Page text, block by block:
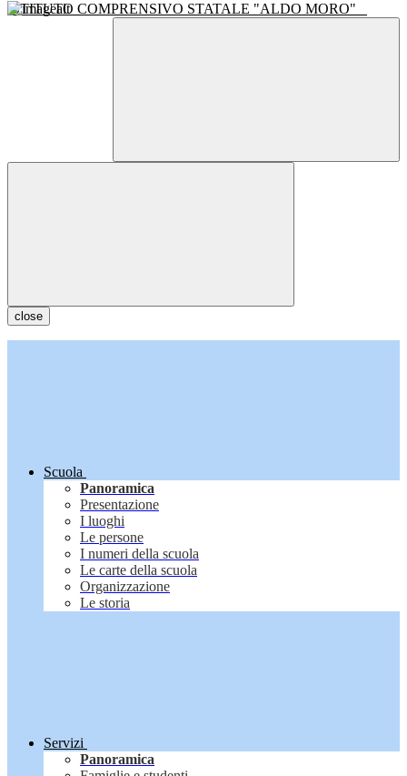
ISTITUTO COMPRENSIVO STATALE "ALDO MORO"
close
Scuola
Panoramica
Presentazione
I luoghi
Le persone
I numeri della scuola
Le carte della scuola
Organizzazione
Le storia
Servizi
Panoramica